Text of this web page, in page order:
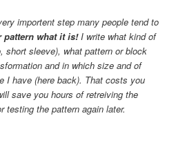
importent step many people tend to
pattern what it is!I write what kind of
short sleeve), what pattern or block
and in which size and of
I have (here back). That costs you
save you hours of retreiving the
testing the pattern again later.